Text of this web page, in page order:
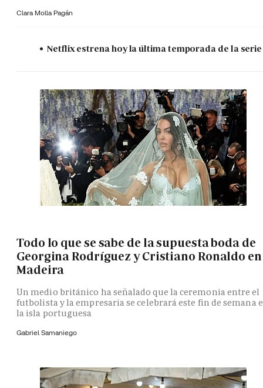
Clara Molla Pagán
Netflix estrena hoy la última temporada de la serie
Todo lo que se sabe de la supuesta boda de
Georgina Rodríguez y Cristiano Ronaldo en
Madeira
Un medio británico ha señalado que la ceremonia entre el
futbolista y la empresaria se celebrará este fin de semana
la isla portuguesa
Gabriel Samaniego